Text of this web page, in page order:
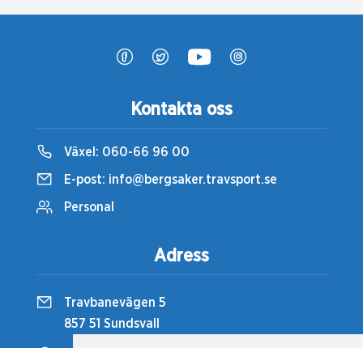
Kontakta oss
Växel: 060-66 96 00
E-post: info@bergsaker.travsport.se
Personal
Adress
Travbanevägen 5
857 51 Sundsvall